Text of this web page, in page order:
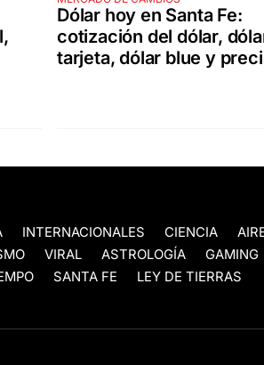
Dólar hoy en Santa Fe:
cotización del dólar,
tarjeta, dólar blue y
INTERNACIONALES CIENCIA
VIRAL ASTROLOGÍA
GAMING
SANTA FE
LEY DE TIERRAS